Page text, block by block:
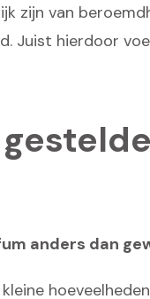
zijn van
Juist hierdoor
anders dan